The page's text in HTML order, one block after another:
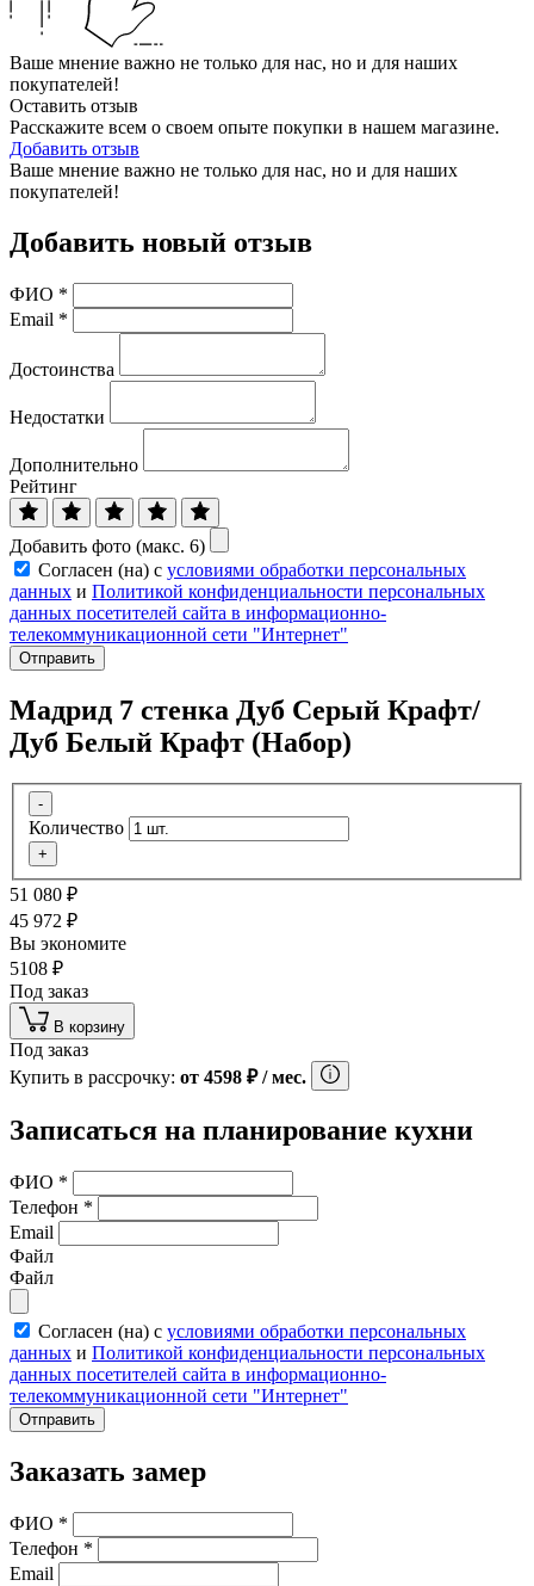
Ваше мнение важно не только для нас, но и для наших
покупателей!
Оставить отзыв
Расскажите всем о своем опыте покупки в нашем магазине.
Добавить отзыв
Ваше мнение важно не только для нас, но и для наших
покупателей!
Добавить новый отзыв
ФИО *
Email *
Достоинства
Недостатки
Дополнительно
Рейтинг
Добавить фото (макс. 6)
Согласен (на) с условиями обработки персональных
данных и Политикой конфиденциальности персональных
данных посетителей сайта в информационно-
телекоммуникационной сети "Интернет"
Отправить
Мадрид 7 стенка Дуб Серый Крафт/
Дуб Белый Крафт (Набор)
-
Количество
+
51 080 ₽
45 972 ₽
Вы экономите
5108 ₽
Под заказ
В корзину
Под заказ
Купить в рассрочку: от 4598 ₽/ мес.
Записаться на планирование кухни
ФИО *
Телефон *
Email
Файл
Файл
Согласен (на) с условиями обработки персональных
данных и Политикой конфиденциальности персональных
данных посетителей сайта в информационно-
телекоммуникационной сети "Интернет"
Отправить
Заказать замер
ФИО *
Телефон *
Email